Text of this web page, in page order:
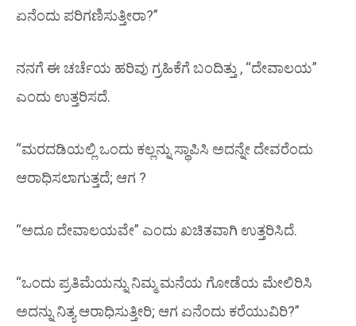
ಏನೆಂದು ಪರಿಗಣಿಸುತ್ತೀರಾ?”
ನನಗೆ ಈ ಚರ್ಚೆಯ ಹರಿವು ಗ್ರಹಿಕೆಗೆ ಬಂದಿತ್ತು , “ದೇವಾಲಯ”
ಎಂದು ಉತ್ತರಿಸದೆ.
“ಮರದಡಿಯಲ್ಲಿ ಒಂದು ಕಲ್ಲನ್ನು ಸ್ಥಾಪಿಸಿ ಅದನ್ನೇ ದೇವರೆಂದು
ಆರಾಧಿಸಲಾಗುತ್ತದೆ; ಆಗ ?
“ಅದೂ ದೇವಾಲಯವೇ” ಎಂದು ಖಚಿತವಾಗಿ ಉತ್ತರಿಸಿದೆ.
“ಒಂದು ಪ್ರತಿಮೆಯನ್ನು ನಿಮ್ಮ ಮನೆಯ ಗೋಡೆಯ ಮೇಲಿರಿಸಿ
ಅದನ್ನು ನಿತ್ಯ ಆರಾಧಿಸುತ್ತೀರಿ; ಆಗ ಏನೆಂದು ಕರೆಯುವಿರಿ?”